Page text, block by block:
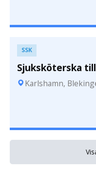
SSK
Sjuksköterska
Karlshamn,